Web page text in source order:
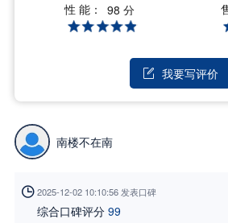
性 能： 98 分
 我要写评价
南楼不在南
 2025-12-02 10:10:56 发表口碑
综合口碑评分 99